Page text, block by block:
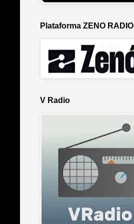
Plataforma ZENO RADIO
V Radio